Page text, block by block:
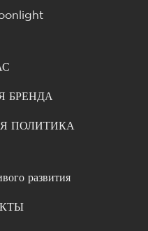
БРЕНДА
ПОЛИТИКА
развития